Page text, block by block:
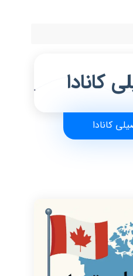
کانادا
کانادا